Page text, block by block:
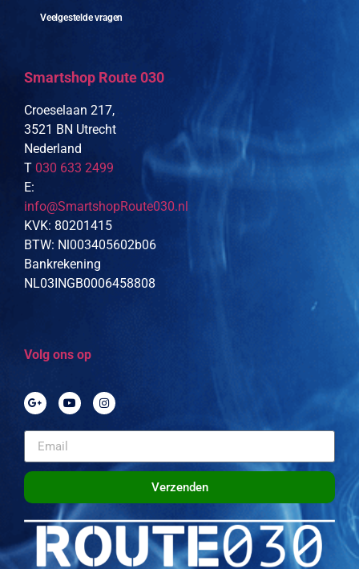
Veelgestelde vragen
Smartshop Route 030
Croeselaan 217,
3521 BN Utrecht
Nederland
T 030 633 2499
E:
info@SmartshopRoute030.nl
KVK: 80201415
BTW: Nl003405602b06
Bankrekening
NL03INGB0006458808
Volg ons op
Verzenden